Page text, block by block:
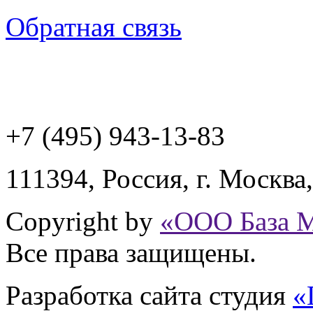
Обратная связь
+7 (495) 943-13-83
111394, Россия, г. Москва
Copyright by «ООО База
Все права защищены.
Разработка сайта студия